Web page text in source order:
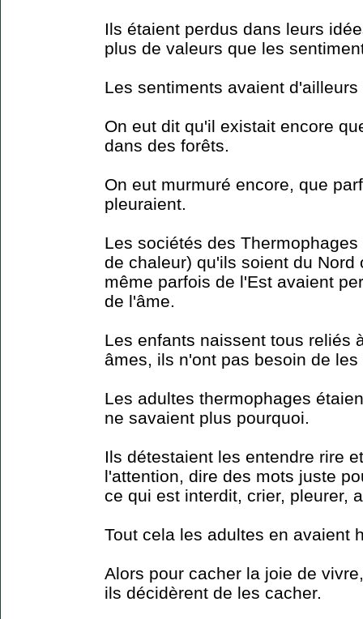
Ils étaient perdus dans leurs
plus de valeurs que les
Les sentiments avaient
On eut dit qu'il existait encore
dans des forêts.
On eut murmuré encore, que
pleuraient.
Les sociétés des
de chaleur) qu'ils soient du Nord
même parfois de l'Est avaient
de l'âme.
Les enfants naissent tous reliés
âmes, ils n'ont pas besoin de les
Les adultes thermophages
ne savaient plus pourquoi.
Ils détestaient les entendre rire
l'attention, dire des mots juste
ce qui est interdit, crier, pleurer,
Tout cela les adultes en avaient
Alors pour cacher la joie de
ils décidèrent de les cacher.